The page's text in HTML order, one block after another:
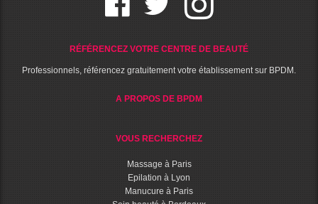
RÉFÉRENCEZ VOTRE CENTRE DE BEAUTÉ
Professionnels, référencez gratuitement votre établissement sur BPDM.
A PROPOS DE BPDM
VOUS RECHERCHEZ
Massage à Paris
Epilation à Lyon
Manucure à Paris